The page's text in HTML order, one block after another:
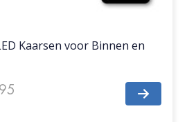
Kaarsen voor Binnen en